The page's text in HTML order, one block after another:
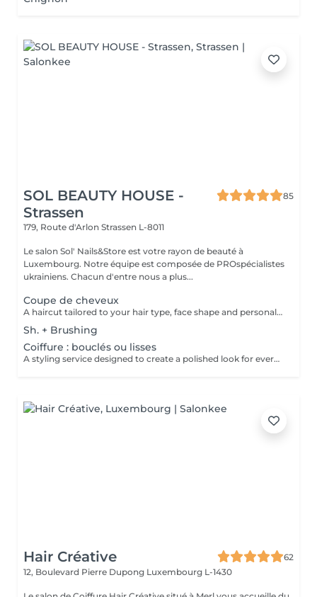
SOL BEAUTY HOUSE -
Strassen
85
179, Route d'Arlon Strassen L-8011
Le salon Sol' Nails&Store est votre rayon de beauté à
Luxembourg. Notre équipe est composée de PROspécialistes
ukrainiens. Chacun d'entre nous a plus...
Coupe de cheveux
A haircut tailored to your hair type, face shape and personal style. The service includes consultation, cutting and final styling for a clean and flattering result. Result: refreshed hair shape, improved structure and an easy-to-maintain look. Recommended frequency: every 6 to 8 weeks, depending on the haircut and hair growth.
Sh. + Brushing
Coiffure : bouclés ou lisses
A styling service designed to create a polished look for everyday elegance or a special occasion. Depending on the desired result, the hair may be blow-dried, smoothed, waved or styled into a more defined finish. Result: beautifully styled hair with movement, shape and a finished look. Recommended frequency: as needed.
Hair Créative
62
12, Boulevard Pierre Dupong Luxembourg L-1430